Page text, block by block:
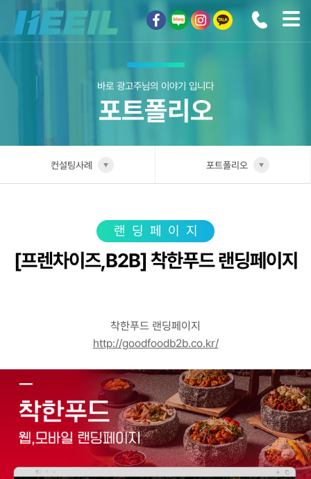
바로 광고주님의 이야기 입니다
포트폴리오
컨설팅사례
솔루션안내
광고상품
광고문의
포트폴리오
포트폴리오
성공사례
랜딩페이지
[프렌차이즈,B2B] 착한푸드 랜딩페이지
착한푸드 랜딩페이지
http://goodfoodb2b.co.kr/